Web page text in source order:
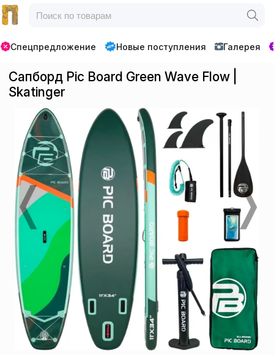
Спецпредложение Новые поступления Галерея
Сапборд Pic Board Green Wave Flow |
Skatinger